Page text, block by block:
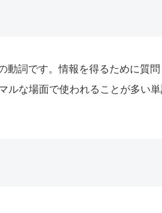
動詞です。情報を得るために質問
な場面で使われることが多い単